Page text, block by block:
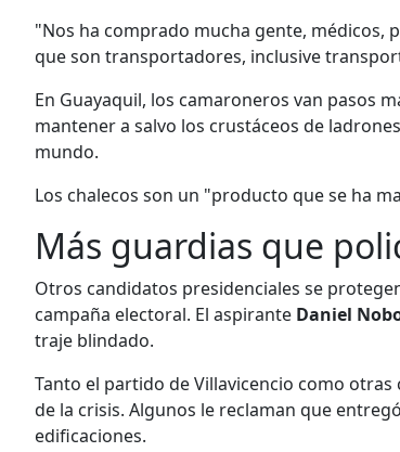
"Nos ha comprado mucha gente, médicos,
que son transportadores, inclusive
En Guayaquil, los camaroneros van pasos
mantener a salvo los crustáceos de
mundo.
Los chalecos son un "producto que se ha
Más guardias que
Otros candidatos presidenciales se
campaña electoral. El aspirante Daniel
traje blindado.
Tanto el partido de Villavicencio como
de la crisis. Algunos le reclaman que
edificaciones.